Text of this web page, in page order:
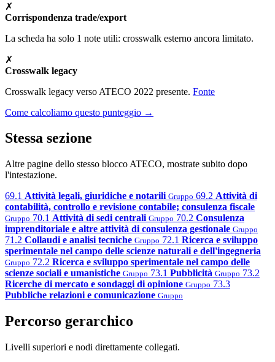
✗
Corrispondenza trade/export
La scheda ha solo 1 note utili: crosswalk esterno ancora limitato.
✗
Crosswalk legacy
Crosswalk legacy verso ATECO 2022 presente. Fonte
Come calcoliamo questo punteggio →
Stessa sezione
Altre pagine dello stesso blocco ATECO, mostrate subito dopo
l'intestazione.
69.1 Attività legali, giuridiche e notarili Gruppo 69.2 Attività di
contabilità, controllo e revisione contabile; consulenza fiscale
Gruppo 70.1 Attività di sedi centrali Gruppo 70.2 Consulenza
imprenditoriale e altre attività di consulenza gestionale Gruppo
71.2 Collaudi e analisi tecniche Gruppo 72.1 Ricerca e sviluppo
sperimentale nel campo delle scienze naturali e dell'ingegneria
Gruppo 72.2 Ricerca e sviluppo sperimentale nel campo delle
scienze sociali e umanistiche Gruppo 73.1 Pubblicità Gruppo 73.2
Ricerche di mercato e sondaggi di opinione Gruppo 73.3
Pubbliche relazioni e comunicazione Gruppo
Percorso gerarchico
Livelli superiori e nodi direttamente collegati.